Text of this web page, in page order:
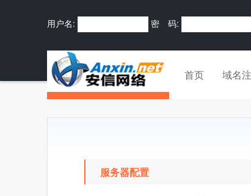
用户名: 密 码:
首页 域名
服务器配置